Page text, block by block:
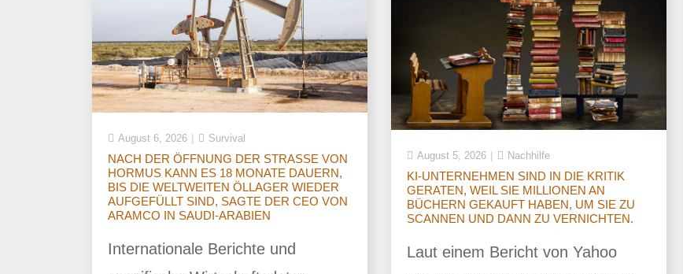
August 6, 2026 Survival
NACH DER ÖFFNUNG DER STRASSE VON
HORMUS KANN ES 18 MONATE DAUERN,
BIS DIE WELTWEITEN ÖLLAGER WIEDER
AUFGEFÜLLT SIND, SAGTE DER CEO VON
ARAMCO IN SAUDI-ARABIEN
Internationale Berichte und
August 5, 2026 Nachhilfe
KI-UNTERNEHMEN SIND IN DIE KRITIK
GERATEN, WEIL SIE MILLIONEN AN
BÜCHERN GEKAUFT HABEN, UM SIE ZU
SCANNEN UND DANN ZU VERNICHTEN.
Laut einem Bericht von Yahoo